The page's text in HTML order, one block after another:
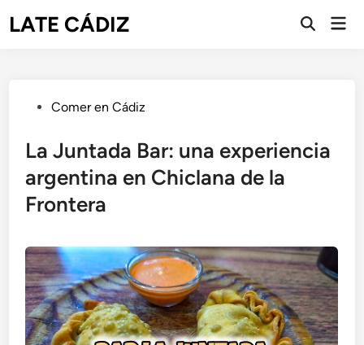
LATE CÁDIZ
Abrir
Publicado
Comer en Cádiz
La Juntada Bar: una experiencia
argentina en Chiclana de la
Frontera